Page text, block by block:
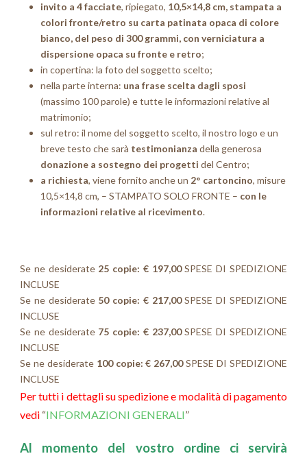
invito a 4 facciate, ripiegato, 10,5×14,8 cm, stampata a
colori fronte/retro su carta patinata opaca di colore
bianco, del peso di 300 grammi, con verniciatura a
dispersione opaca su fronte e retro;
in copertina: la foto del soggetto scelto;
nella parte interna: una frase scelta dagli sposi
(massimo 100 parole) e tutte le informazioni relative al
matrimonio;
sul retro: il nome del soggetto scelto, il nostro logo e un
breve testo che sarà testimonianza della generosa
donazione a sostegno dei progetti del Centro;
a richiesta, viene fornito anche un 2° cartoncino, misure
10,5×14,8 cm, – STAMPATO SOLO FRONTE – con le
informazioni relative al ricevimento.
Se ne desiderate25 copie: € 197,00SPESE DI SPEDIZIONE
INCLUSE
Se ne desiderate 50 copie: € 217,00SPESE DI SPEDIZIONE
INCLUSE
Se ne desiderate 75 copie: € 237,00SPESE DI SPEDIZIONE
INCLUSE
Se ne desiderate 100 copie: € 267,00SPESE DI SPEDIZIONE
INCLUSE
Per tutti i dettagli su spedizione e modalità di pagamento
vedi “INFORMAZIONI GENERALI”
Al momento del vostro ordine ci servirà